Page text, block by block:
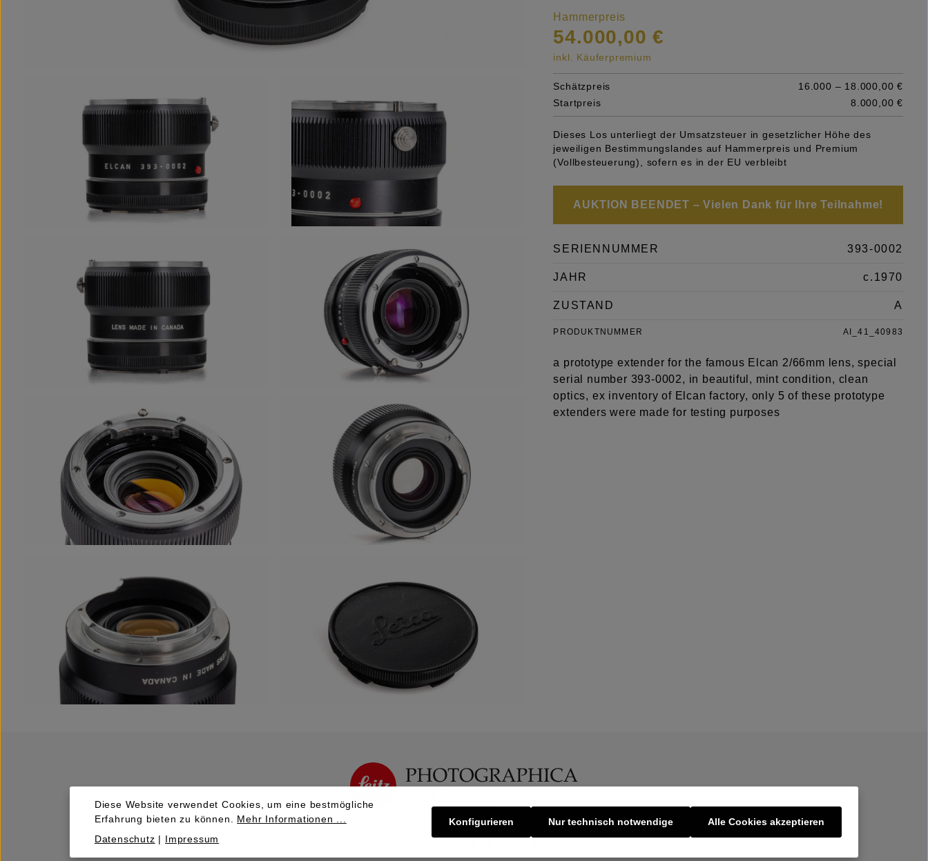
Hammerpreis
54.000,00 €
inkl. Käuferpremium
Schätzpreis
16.000 – 18.000,00 €
Startpreis
8.000,00 €
Dieses Los unterliegt der Umsatzsteuer in gesetzlicher Höhe des
jeweiligen Bestimmungslandes auf Hammerpreis und Premium
(Vollbesteuerung), sofern es in der EU verbleibt
AUKTION BEENDET – Vielen Dank für Ihre Teilnahme!
SERIENNUMMER 393-0002
JAHR c.1970
ZUSTAND A
PRODUKTNUMMER AI_41_40983
a prototype extender for the famous Elcan 2/66mm lens, special
serial number 393-0002, in beautiful, mint condition, clean
optics, ex inventory of Elcan factory, only 5 of these prototype
extenders were made for testing purposes
Diese Website verwendet Cookies, um eine bestmögliche
Erfahrung bieten zu können. Mehr Informationen ...
Datenschutz | Impressum
Nur technisch notwendige
Konfigurieren Alle Cookies akzeptieren